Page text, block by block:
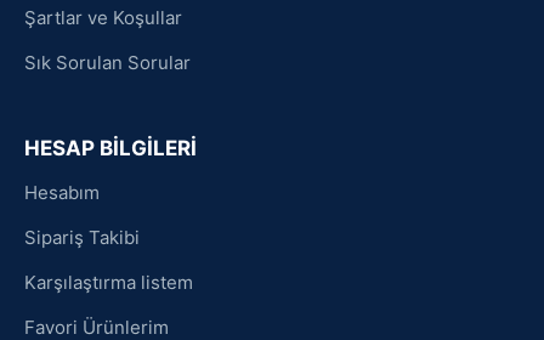
Şartlar ve Koşullar
Sık Sorulan Sorular
HESAP BİLGİLERİ
Hesabım
Sipariş Takibi
Karşılaştırma listem
Favori Ürünlerim